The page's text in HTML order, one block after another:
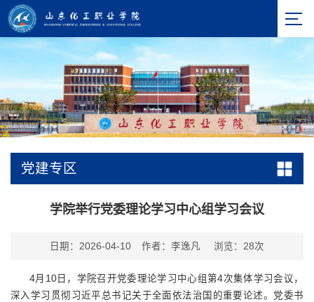
党建专区
学院举行党委理论学习中心组学习会议
日期：2026-04-10 作者：李逸凡 浏览： 28次
4月10日，学院召开党委理论学习中心组第4次集体学习会议，
深入学习贯彻习近平总书记关于全面依法治国的重要论述。党委书